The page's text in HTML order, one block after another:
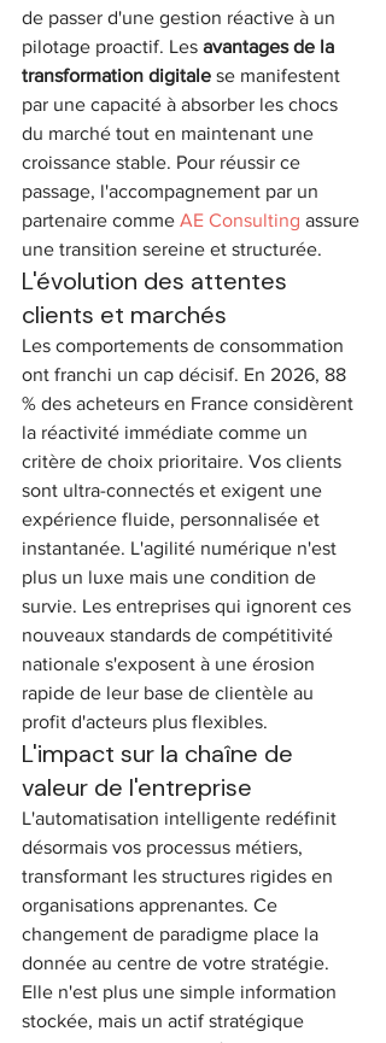
de passer d'une gestion réactive à un
pilotage proactif. Les avantages de la
transformation digitale se manifestent
par une capacité à absorber les chocs
du marché tout en maintenant une
croissance stable. Pour réussir ce
passage, l'accompagnement par un
partenaire comme AE Consulting assure
une transition sereine et structurée.
L'évolution des attentes
clients et marchés
Les comportements de consommation
ont franchi un cap décisif. En 2026, 88
% des acheteurs en France considèrent
la réactivité immédiate comme un
critère de choix prioritaire. Vos clients
sont ultra-connectés et exigent une
expérience fluide, personnalisée et
instantanée. L'agilité numérique n'est
plus un luxe mais une condition de
survie. Les entreprises qui ignorent ces
nouveaux standards de compétitivité
nationale s'exposent à une érosion
rapide de leur base de clientèle au
profit d'acteurs plus flexibles.
L'impact sur la chaîne de
valeur de l'entreprise
L'automatisation intelligente redéfinit
désormais vos processus métiers,
transformant les structures rigides en
organisations apprenantes. Ce
changement de paradigme place la
donnée au centre de votre stratégie.
Elle n'est plus une simple information
stockée, mais un actif stratégique